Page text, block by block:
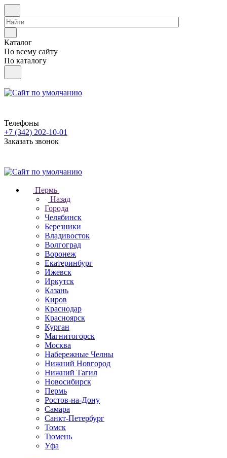
Каталог
По всему сайту
По каталогу
Телефоны
+7 (342) 202-10-01
Заказать звонок
Пермь
Назад
Города
Челябинск
Березники
Владивосток
Волгоград
Воронеж
Екатеринбург
Ижевск
Иркутск
Казань
Киров
Краснодар
Красноярск
Курган
Магнитогорск
Москва
Набережные Челны
Нижний Новгород
Нижний Тагил
Новосибирск
Пермь
Ростов-на-Дону
Самара
Санкт-Петербург
Томск
Тюмень
Уфа